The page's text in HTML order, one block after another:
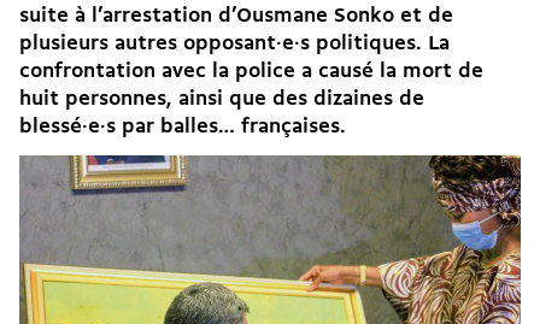
suite à l’arrestation d’Ousmane Sonko et de
plusieurs autres opposant·e·s politiques. La
confrontation avec la police a causé la mort de
huit personnes, ainsi que des dizaines de
blessé·e·s par balles… françaises.